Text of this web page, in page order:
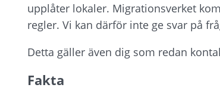
upplåter lokaler. Migrationsverket
regler. Vi kan därför inte ge svar på
Detta gäller även dig som redan
Fakta